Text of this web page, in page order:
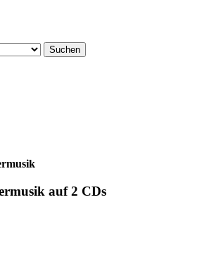
Suchen
auf 2 CDs